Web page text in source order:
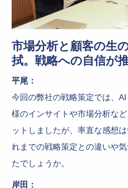
市場分析と顧客の生
拭。戦略への自信が
平尾：
今回の弊社の戦略策定では、
様のインサイトや市場分析な
ットしましたが、率直な感想
れまでの戦略策定との違いや
たでしょうか。
岸田：